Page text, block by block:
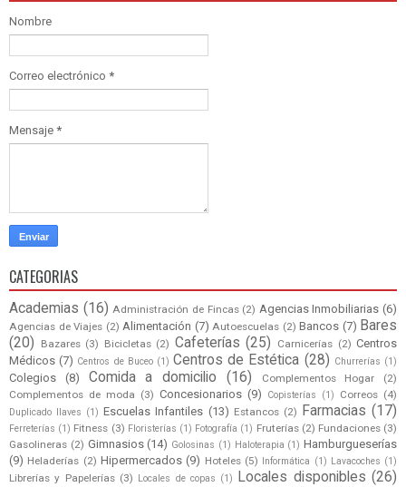
Nombre
Correo electrónico *
Mensaje *
CATEGORIAS
Academias (16) Administración de Fincas (2) Agencias Inmobiliarias (6)
Agencias de Viajes (2) Alimentación (7) Autoescuelas (2) Bancos (7) Bares
(20)
Bazares (3) Bicicletas (2) Cafeterías (25) Carnicerías (2) Centros
Médicos (7) Centros de Buceo (1) Centros de Estética (28) Churrerías (1)
Colegios (8) Comida a domicilio (16) Complementos Hogar
(2)
Complementos de moda (3) Concesionarios (9) Copisterías (1) Correos (4)
Duplicado llaves (1) Escuelas Infantiles (13) Estancos (2) Farmacias (17)
Ferreterías (1) Fitness (3) Floristerías (1) Fotografía (1) Fruterías (2) Fundaciones (3)
Gasolineras (2) Gimnasios (14) Golosinas (1) Haloterapia (1) Hamburgueserías
(9) Heladerías (2) Hipermercados (9) Hoteles (5) Informática (1) Lavacoches (1)
Librerías y Papelerías (3) Locales de copas (1) Locales disponibles (26)